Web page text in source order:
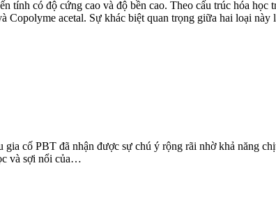
tính có độ cứng cao và độ bền cao. Theo cấu trúc hóa học
acetal. Sự khác biệt quan trọng giữa hai loại này
cố PBT đã nhận được sự chú ý rộng rãi nhờ khả năng
và sợi nổi của…